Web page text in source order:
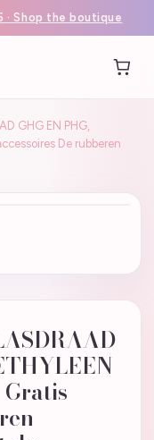
· Shop the boutique
GHG EN PHG,
De rubberen